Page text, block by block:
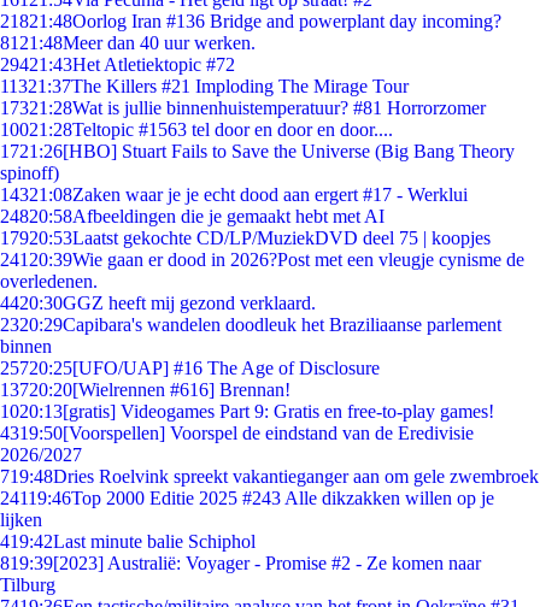
21821:48Oorlog Iran #136 Bridge and powerplant day incoming?
81 21:48Meer dan 40 uur werken.
29421:43Het Atletiektopic #72
11321:37The Killers #21 Imploding The Mirage Tour
17321:28Wat is jullie binnenhuistemperatuur? #81 Horrorzomer
10021:28Teltopic #1563 tel door en door en door....
1721:26[HBO] Stuart Fails to Save the Universe (Big Bang Theory
spinoff)
14321:08Zaken waar je je echt dood aan ergert #17 - Werklui
24820:58Afbeeldingen die je gemaakt hebt met AI
17920:53Laatst gekochte CD/LP/MuziekDVD deel 75 | koopjes
241 20:39Wie gaan er dood in 2026?Post met een vleugje cynisme de
overledenen.
4420:30GGZ heeft mij gezond verklaard.
2320:29Capibara's wandelen doodleuk het Braziliaanse parlement
binnen
25720:25[UFO/UAP] #16 The Age of Disclosure
13720:20[Wielrennen #616] Brennan!
1020:13[gratis] Videogames Part 9: Gratis en free-to-play games!
4319:50[Voorspellen] Voorspel de eindstand van de Eredivisie
2026/2027
719:48Dries Roelvink spreekt vakantieganger aan om gele zwembroek
24119:46Top 2000 Editie 2025 #243 Alle dikzakken willen op je
lijken
419:42Last minute balie Schiphol
819:39[2023] Australië: Voyager - Promise #2 - Ze komen naar
Tilburg